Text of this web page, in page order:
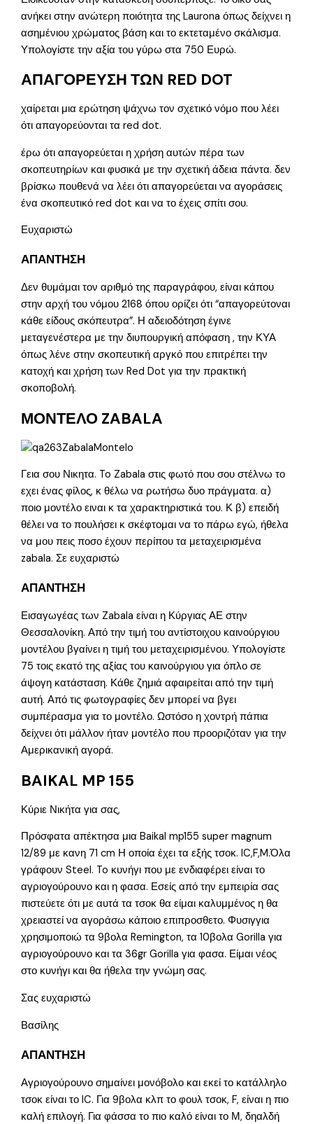
ανήκει στην ανώτερη ποιότητα της Laurona όπως δείχνει η
ασημένιου χρώματος βάση και το εκτεταμένο σκάλισμα.
Υπολογίστε την αξία του γύρω στα 750 Ευρώ.
ΑΠΑΓΟΡΕΥΣΗ ΤΩΝ RED DOT
χαίρεται μια ερώτηση ψάχνω τον σχετικό νόμο που λέει
ότι απαγορεύονται τα red dot.
έρω ότι απαγορεύεται η χρήση αυτών πέρα των
σκοπευτηρίων και φυσικά με την σχετική άδεια πάντα. δεν
βρίσκω πουθενά να λέει ότι απαγορεύεται να αγοράσεις
ένα σκοπευτικό red dot και να το έχεις σπίτι σου.
Ευχαριστώ
ΑΠΑΝΤΗΣΗ
Δεν θυμάμαι τον αριθμό της παραγράφου, είναι κάπου
στην αρχή του νόμου 2168 όπου ορίζει ότι “απαγορεύτοναι
κάθε είδους σκόπευτρα”. Η αδειοδότηση έγινε
μεταγενέστερα με την διυπουργική απόφαση , την ΚΥΑ
όπως λένε στην σκοπευτική αργκό που επιτρέπει την
κατοχή και χρήση των Red Dot για την πρακτική
σκοποβολή.
ΜΟΝΤΕΛΟ ZABALA
Γεια σου Νικητα. To Zabala στις φωτό που σου στέλνω το
εχει ένας φίλος, κ θέλω να ρωτήσω δυο πράγματα. α)
ποιο μοντέλο ειναι κ τα χαρακτηριστικά του. Κ β) επειδή
θέλει να το πουλήσει κ σκέφτομαι να το πάρω εγώ, ήθελα
να μου πεις ποσο έχουν περίπου τα μεταχειρισμένα
zabala. Σε ευχαριστώ
ΑΠΑΝΤΗΣΗ
Εισαγωγέας των Zabala είναι η Κύργιας ΑΕ στην
Θεσσαλονίκη. Από την τιμή του αντίστοιχου καινούργιου
μοντέλου βγαίνει η τιμή του μεταχειρισμένου. Υπολογίστε
75 τοις εκατό της αξίας του καινούργιου για όπλο σε
άψογη κατάσταση. Κάθε ζημιά αφαιρείται από την τιμή
αυτή. Από τις φωτογραφίες δεν μπορεί να βγει
συμπέρασμα για το μοντέλο. Ωστόσο η χοντρή πάπια
δείχνει ότι μάλλον ήταν μοντέλο που προοριζόταν για την
Αμερικανική αγορά.
BAIKAL MP 155
Κύριε Νικήτα για σας,
Πρόσφατα απέκτησα μια Baikal mp155 super magnum
12/89 με κανη 71 cm Η οποία έχει τα εξής τσοκ. IC,F,M.Όλα
γράφουν Steel. To κυνήγι που με ενδιαφέρει είναι το
αγριογούρουνο και η φασα. Εσείς από την εμπειρία σας
πιστεύετε ότι με αυτά τα τσοκ θα είμαι καλυμμένος η θα
χρειαστεί να αγοράσω κάποιο επιπροσθετο. Φυσιγγια
χρησιμοποιώ τα 9βολα Remington, τα 10βολα Gorilla για
αγριογούρουνο και τα 36gr Gorilla για φασα. Είμαι νέος
στο κυνήγι και θα ήθελα την γνώμη σας.
Σας ευχαριστώ
Βασίλης
ΑΠΑΝΤΗΣΗ
Αγριογούρουνο σημαίνει μονόβολο και εκεί το κατάλληλο
τσοκ είναι το IC. Για 9βολα κλπ το φουλ τσοκ, F, είναι η πιο
καλή επιλογή. Για φάσσα το πιο καλό είναι το Μ, δηαλδή